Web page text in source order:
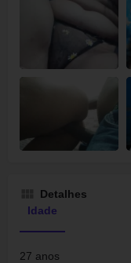
Detalhes
Idade
27 anos